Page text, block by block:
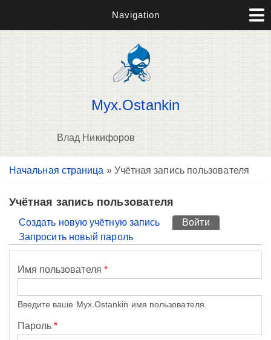
Navigation
Myx.Ostankin
Влад Никифоров
Вы здесь
Начальная страница » Учётная запись пользователя
Учётная запись пользователя
Главные вкладки
Создать новую учётную запись Войти
Запросить новый пароль
Имя пользователя *
Введите ваше Myx.Ostankin имя пользователя.
Пароль*